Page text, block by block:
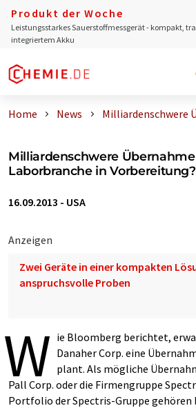
Produkt der Woche
Leistungsstarkes Sauerstoffmessgerät - kompakt,
integriertem Akku
Home News Milliardenschwere
Milliardenschwere
Laborbranche in Vorbereitung?
16.09.2013 - USA
Anzeigen
Zwei Geräte in einer kompakten
anspruchsvolle Proben
W ie Bloomberg berichtet,
Danaher Corp. eine
plant. Als mögliche
Pall Corp. oder die Firmengruppe
Portfolio der Spectris-Gruppe gehören